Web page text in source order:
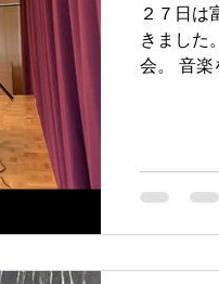
２７日は
きました
会。 音